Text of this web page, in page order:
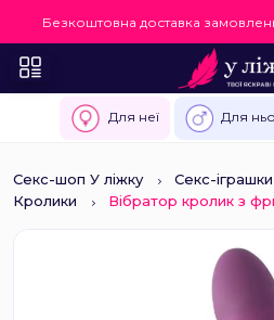
Безкоштовна доставка
Для неї Для
Секс-шоп У ліжку Секс-іграшки
Кролики
Вібратор кролик з